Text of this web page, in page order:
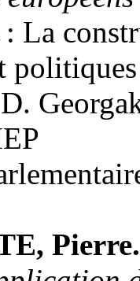
La